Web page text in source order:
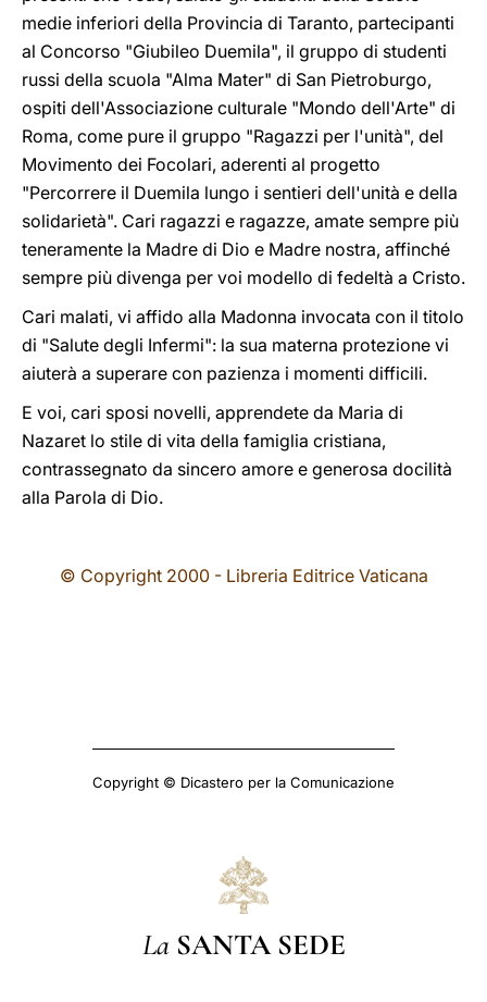
medie inferiori della Provincia di Taranto, partecipanti
al Concorso "Giubileo Duemila", il gruppo di studenti
russi della scuola "Alma Mater" di San Pietroburgo,
ospiti dell'Associazione culturale "Mondo dell'Arte" di
Roma, come pure il gruppo "Ragazzi per l'unità", del
Movimento dei Focolari, aderenti al progetto
"Percorrere il Duemila lungo i sentieri dell'unità e della
solidarietà". Cari ragazzi e ragazze, amate sempre più
teneramente la Madre di Dio e Madre nostra, affinché
sempre più divenga per voi modello di fedeltà a Cristo.
Cari malati, vi affido alla Madonna invocata con il titolo
di "Salute degli Infermi": la sua materna protezione vi
aiuterà a superare con pazienza i momenti difficili.
E voi, cari sposi novelli, apprendete da Maria di
Nazaret lo stile di vita della famiglia cristiana,
contrassegnato da sincero amore e generosa docilità
alla Parola di Dio.
© Copyright 2000 - Libreria Editrice Vaticana
Copyright © Dicastero per la Comunicazione
La SANTA SEDE